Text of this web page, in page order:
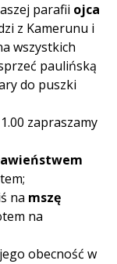
parafii ojca
z Kamerunu i
wszystkich
paulińską
do puszki
zapraszamy
na mszę
na
obecność w